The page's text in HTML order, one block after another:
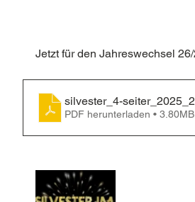
Jetzt für den Jahreswechsel
silvester_4-
PDF herunterladen • 3.80MB